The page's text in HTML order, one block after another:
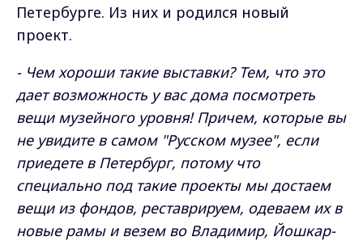
Петербурге. Из них и родился новый
проект.
- Чем хороши такие выставки?Тем, что это
дает возможность у вас дома посмотреть
вещи музейного уровня! Причем, которые вы
не увидите в самом "Русском музее", если
приедете в Петербург, потому что
специально под такие проекты мы достаем
вещи из фондов, реставрируем, одеваем их в
новые рамы и везем во Владимир, Йошкар-